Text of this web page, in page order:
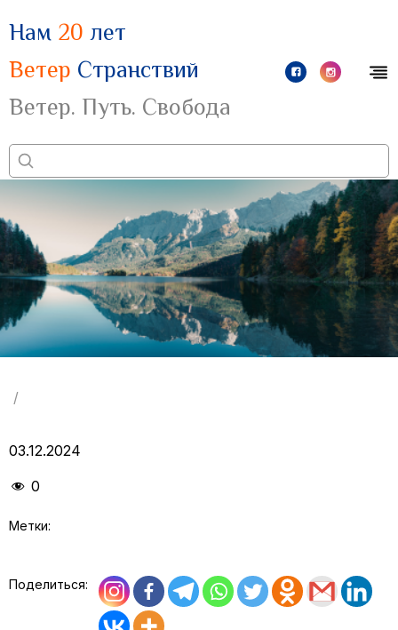
Нам 20 лет
Ветер Странствий
Ветер. Путь. Свобода
/
03.12.2024
0
Метки:
Поделиться: